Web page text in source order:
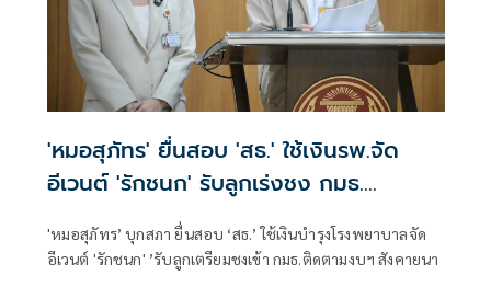
'หมอสุภัทร' ยื่นสอบ 'สธ.' ใช้เงินรพ.จัด
อีเวนต์ 'รักชนก' รับลูกเร่งชง กมธ.
'หมอสุภัทร’ บุกสภา ยื่นสอบ ‘สธ.’ ใช้เงินบำรุงโรงพยาบาลจัด
อีเวนต์ 'รักชนก' ’รับลูกเตรียมชงเข้า กมธ.ติดตามงบฯ สังคายนา